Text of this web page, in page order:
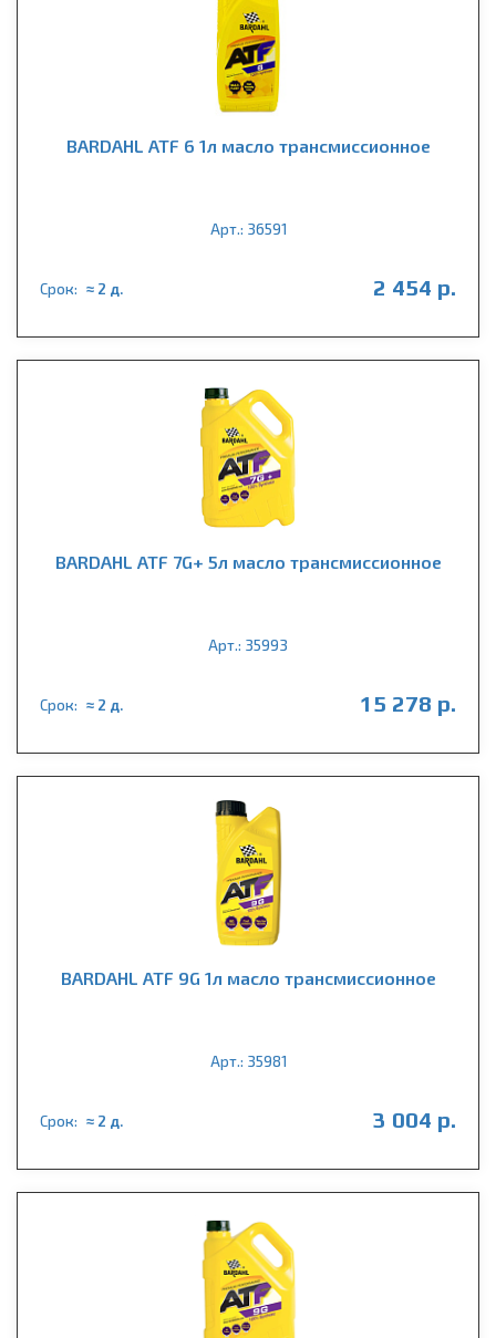
BARDAHL ATF 6 1л масло трансмиссионное
Арт.: 36591
Срок: ≈ 2 д. 2 454 р.
BARDAHL ATF 7G+ 5л масло трансмиссионное
Арт.: 35993
Срок: ≈ 2 д. 15 278 р.
BARDAHL ATF 9G 1л масло трансмиссионное
Арт.: 35981
Срок: ≈ 2 д. 3 004 р.